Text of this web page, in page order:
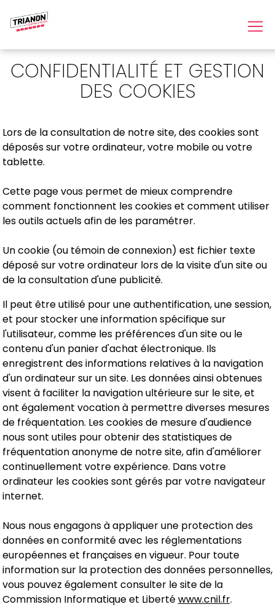
CONFIDENTIALITÉ ET GESTION
DES COOKIES
Lors de la consultation de notre site, des cookies sont
déposés sur votre ordinateur, votre mobile ou votre
tablette.
Cette page vous permet de mieux comprendre
comment fonctionnent les cookies et comment utiliser
les outils actuels afin de les paramétrer.
Un cookie (ou témoin de connexion) est fichier texte
déposé sur votre ordinateur lors de la visite d'un site ou
de la consultation d'une publicité.
Il peut être utilisé pour une authentification, une session,
et pour stocker une information spécifique sur
l'utilisateur, comme les préférences d'un site ou le
contenu d'un panier d'achat électronique. Ils
enregistrent des informations relatives à la navigation
d'un ordinateur sur un site. Les données ainsi obtenues
visent à faciliter la navigation ultérieure sur le site, et
ont également vocation à permettre diverses mesures
de fréquentation. Les cookies de mesure d'audience
nous sont utiles pour obtenir des statistiques de
fréquentation anonyme de notre site, afin d'améliorer
continuellement votre expérience. Dans votre
ordinateur les cookies sont gérés par votre navigateur
internet.
Nous nous engagons à appliquer une protection des
données en conformité avec les réglementations
européennes et françaises en vigueur. Pour toute
information sur la protection des données personnelles,
vous pouvez également consulter le site de la
Commission Informatique et Libertéwww.cnil.fr.